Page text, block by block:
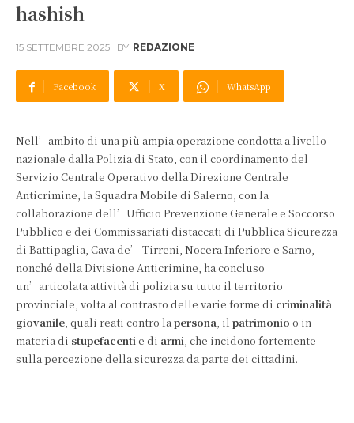
hashish
15 SETTEMBRE 2025 BY REDAZIONE
Facebook X WhatsApp
Nell’ambito di una più ampia operazione condotta a livello
nazionale dalla Polizia di Stato, con il coordinamento del
Servizio Centrale Operativo della Direzione Centrale
Anticrimine, la Squadra Mobile di Salerno, con la
collaborazione dell’Ufficio Prevenzione Generale e Soccorso
Pubblico e dei Commissariati distaccati di Pubblica Sicurezza
di Battipaglia, Cava de’ Tirreni, Nocera Inferiore e Sarno,
nonché della Divisione Anticrimine, ha concluso
un’articolata attività di polizia su tutto il territorio
provinciale, volta al contrasto delle varie forme di criminalità
giovanile, quali reati contro lapersona, il patrimonio o in
materia di stupefacentie di armi, che incidono fortemente
sulla percezione della sicurezza da parte dei cittadini.